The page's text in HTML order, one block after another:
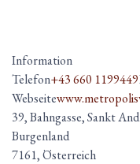
Information
Telefon+43 660 1199449
Webseite
39, Bahngasse, Sankt
Burgenland
7161, Österreich